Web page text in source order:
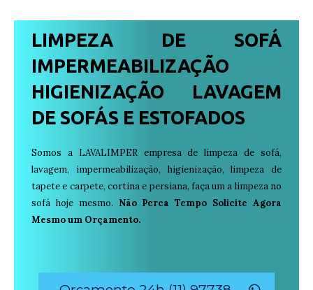
LIMPEZA DE SOFÁ
IMPERMEABILIZAÇÃO
HIGIENIZAÇÃO LAVAGEM
DE SOFÁS E ESTOFADOS
Somos a LAVALIMPER empresa de limpeza de sofá,
lavagem, impermeabilização, higienização, limpeza de
tapete e carpete, cortina e persiana, faça um a limpeza no
sofá hoje mesmo. Não Perca Tempo Solicite Agora
Mesmo um Orçamento.